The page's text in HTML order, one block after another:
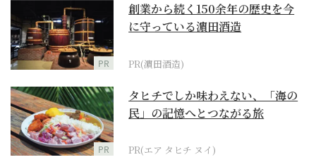
PR
創業から続く150余年の歴史を今
に守っている濵田酒造
PR(濵田酒造)
PR
タヒチでしか味わえない、「海の
民」の記憶へとつながる旅
PR(エア タヒチ ヌイ)